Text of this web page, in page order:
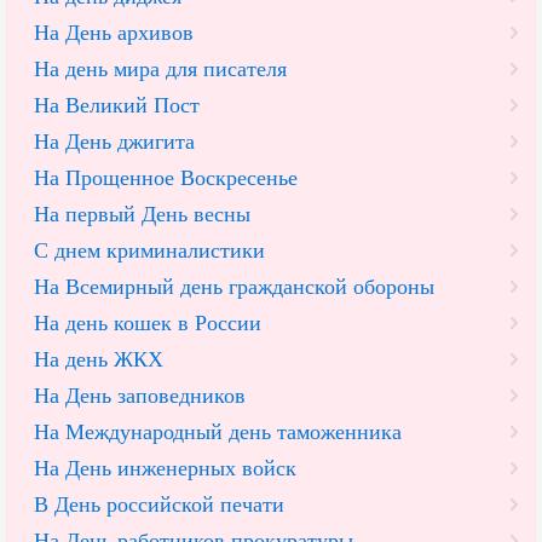
На День архивов
На день мира для писателя
На Великий Пост
На День джигита
На Прощенное Воскресенье
На первый День весны
С днем криминалистики
На Всемирный день гражданской обороны
На день кошек в России
На день ЖКХ
На День заповедников
На Международный день таможенника
На День инженерных войск
В День российской печати